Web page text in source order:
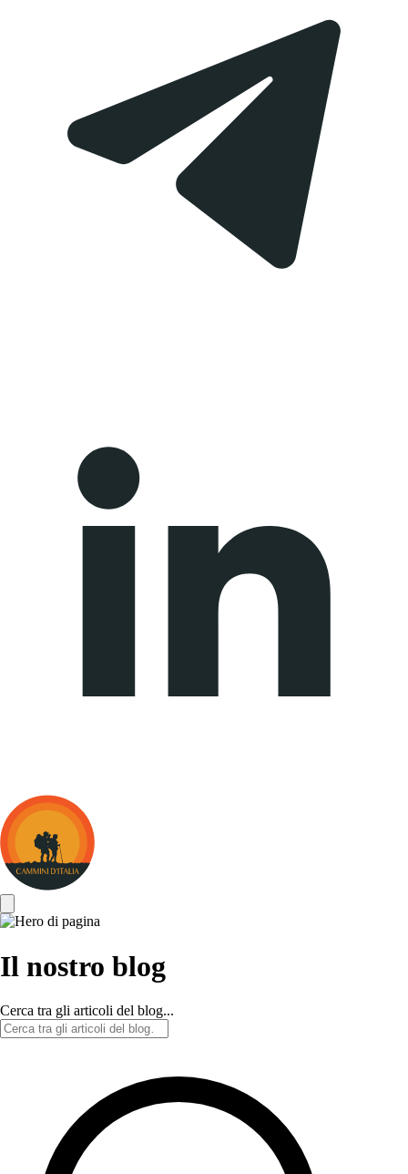
Cammini
d&#039;Italia
Il nostro blog
Cerca tra gli articoli del blog...